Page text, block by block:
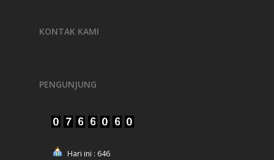
KONTAK KAMI
PENGUNJUNG
Hari ini : 646